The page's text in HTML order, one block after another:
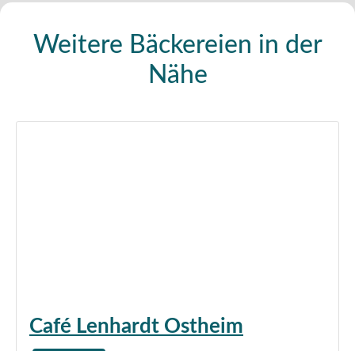
Weitere Bäckereien in der
Nähe
Café Lenhardt Ostheim